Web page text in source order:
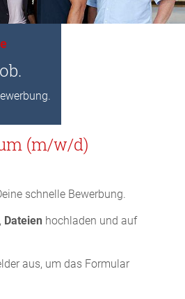
(m/w/d)
schnelle Bewerbung.
Dateien hochladen und auf
aus, um das Formular